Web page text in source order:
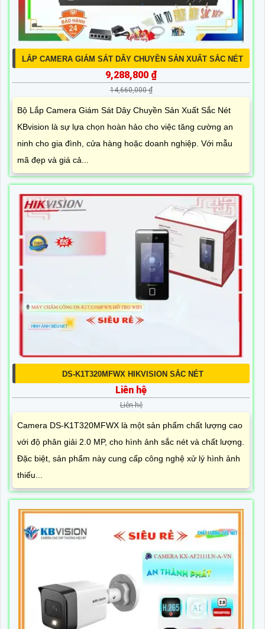
LẮP CAMERA GIÁM SÁT DÂY CHUYỀN SẢN XUẤT SẮC NÉT
9,288,800 ₫
14,660,000 ₫
Bộ Lắp Camera Giám Sát Dây Chuyền Sản Xuất Sắc Nét
KBvision là sự lựa chọn hoàn hảo cho việc tăng cường an
ninh cho gia đình, cửa hàng hoặc doanh nghiệp. Với mẫu
mã đẹp và giá cả...
DS-K1T320MFWX HIKVISION SẮC NÉT
Liên hệ
Liên hệ
Camera DS-K1T320MFWX là một sản phẩm chất lượng cao
với độ phân giải 2.0 MP, cho hình ảnh sắc nét và chất lượng.
Đặc biệt, sản phẩm này cung cấp công nghệ xử lý hình ảnh
thiếu...